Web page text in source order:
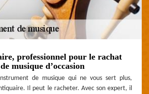
professionnel pour le rachat
musique d’occasion
de musique qui ne vous sert plus,
Il peut le racheter. Avec son expert, il